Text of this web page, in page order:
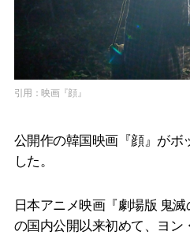
引用：映画『顔』
公開作の韓国映画『顔』がボ
した。
日本アニメ映画『劇場版 鬼
の国内公開以来初めて、ヨン